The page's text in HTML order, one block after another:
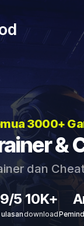
3000+
&
dan
5 10K+
download